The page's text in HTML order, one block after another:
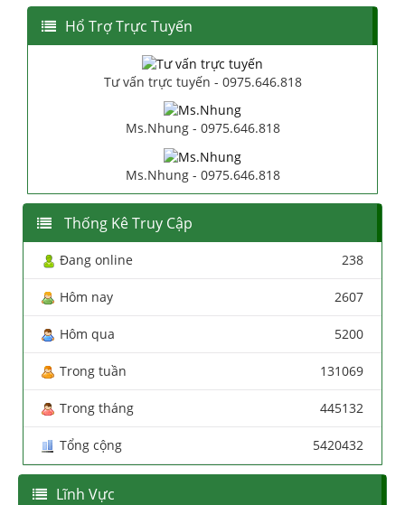
Hổ Trợ Trực Tuyến
Tư vấn trực tuyến - 0975.646.818
Ms.Nhung - 0975.646.818
Ms.Nhung - 0975.646.818
Thống Kê Truy Cập
Đang online 238
Hôm nay 2607
Hôm qua 5200
Trong tuần 131069
Trong tháng 445132
Tổng cộng 5420432
Lĩnh Vực